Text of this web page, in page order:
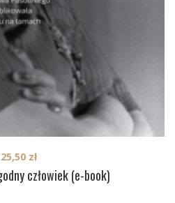
człowiek (e-book)
25,50 zł